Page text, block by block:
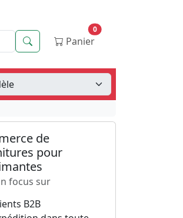
RecherchePanier
0
de
pour
focus sur
B2B